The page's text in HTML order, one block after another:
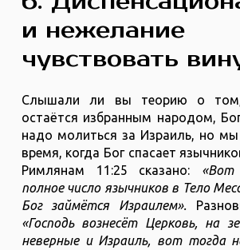
и нежелание
чувствовать
Слышали ли вы теорию о
остаётся избранным народом,
надо молиться за Израиль, но
время, когда Бог спасает
Римлянам 11:25 сказано: «Вот
полное число язычников в Тело
Бог займётся Израилем».
«Господь вознесёт Церковь, на
неверные и Израиль, вот тогда